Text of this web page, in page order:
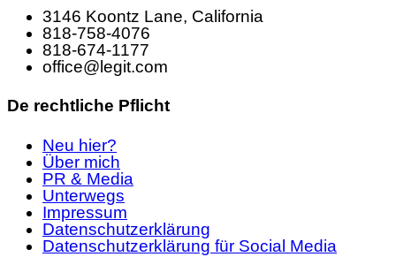
3146 Koontz Lane, California
818-758-4076
818-674-1177
office@legit.com
De rechtliche Pflicht
Neu hier?
Über mich
PR & Media
Unterwegs
Impressum
Datenschutzerklärung
Datenschutzerklärung für Social Media